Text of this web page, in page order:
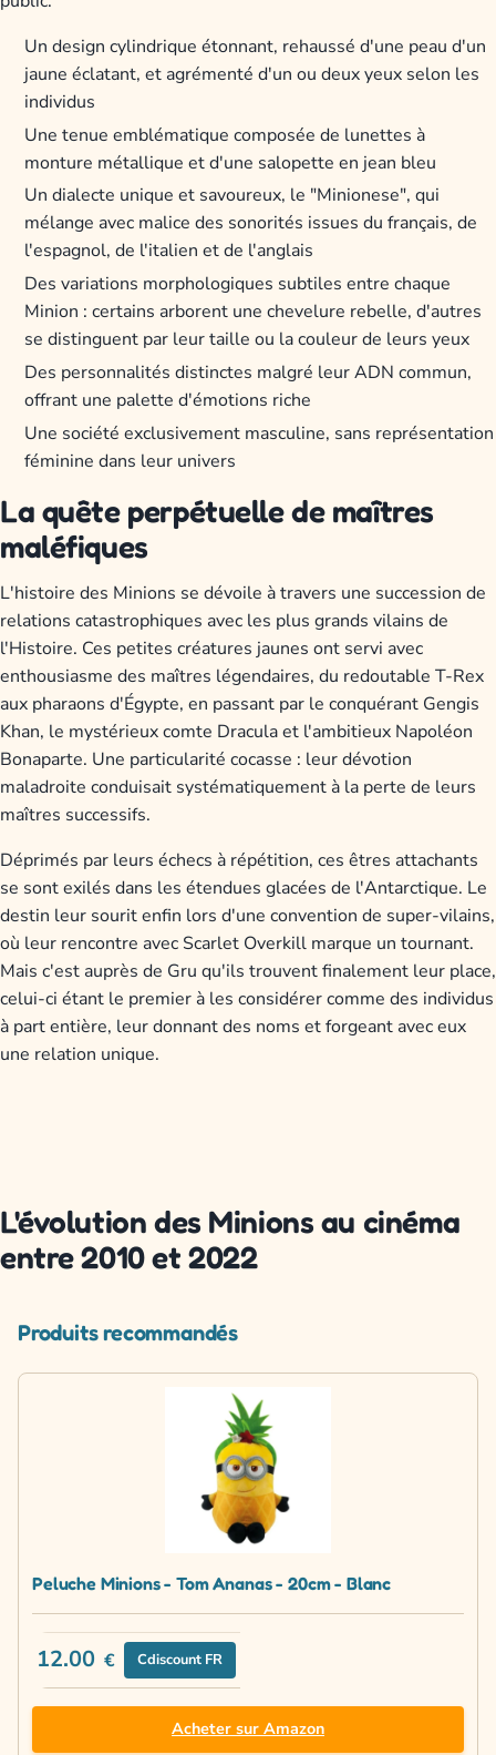
Un design cylindrique étonnant, rehaussé d'une peau d'un
jaune éclatant, et agrémenté d'un ou deux yeux selon les
individus
Une tenue emblématique composée de lunettes à
monture métallique et d'une salopette en jean bleu
Un dialecte unique et savoureux, le "Minionese", qui
mélange avec malice des sonorités issues du français, de
l'espagnol, de l'italien et de l'anglais
Des variations morphologiques subtiles entre chaque
Minion : certains arborent une chevelure rebelle, d'autres
se distinguent par leur taille ou la couleur de leurs yeux
Des personnalités distinctes malgré leur ADN commun,
offrant une palette d'émotions riche
Une société exclusivement masculine, sans représentation
féminine dans leur univers
La quête perpétuelle de maîtres
maléfiques
L'histoire des Minions se dévoile à travers une succession de
relations catastrophiques avec les plus grands vilains de
l'Histoire. Ces petites créatures jaunes ont servi avec
enthousiasme des maîtres légendaires, du redoutable T-Rex
aux pharaons d'Égypte, en passant par le conquérant Gengis
Khan, le mystérieux comte Dracula et l'ambitieux Napoléon
Bonaparte. Une particularité cocasse : leur dévotion
maladroite conduisait systématiquement à la perte de leurs
maîtres successifs.
Déprimés par leurs échecs à répétition, ces êtres attachants
se sont exilés dans les étendues glacées de l'Antarctique. Le
destin leur sourit enfin lors d'une convention de super-vilains,
où leur rencontre avec Scarlet Overkill marque un tournant.
Mais c'est auprès de Gru qu'ils trouvent finalement leur place,
celui-ci étant le premier à les considérer comme des individus
à part entière, leur donnant des noms et forgeant avec eux
une relation unique.
L'évolution des Minions au cinéma
entre 2010 et 2022
Produits recommandés
Peluche Minions - Tom Ananas - 20cm - Blanc
12.00 € Cdiscount FR
Acheter sur Amazon